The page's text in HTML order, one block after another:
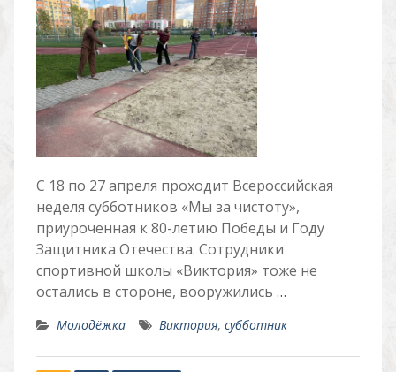
С 18 по 27 апреля проходит Всероссийская
неделя субботников «Мы за чистоту»,
приуроченная к 80-летию Победы и Году
Защитника Отечества. Сотрудники
спортивной школы «Виктория» тоже не
остались в стороне, вооружились …
Молодёжка Виктория, субботник